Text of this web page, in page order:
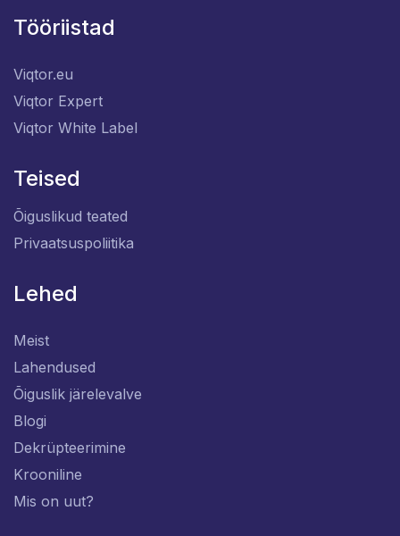
Tööriistad
Viqtor.eu
Viqtor Expert
Viqtor White Label
Teised
Õiguslikud teated
Privaatsuspoliitika
Lehed
Meist
Lahendused
Õiguslik järelevalve
Blogi
Dekrüpteerimine
Krooniline
Mis on uut?